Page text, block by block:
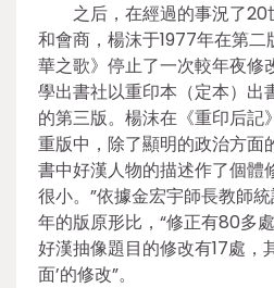
之后，在經過的事況了
和會商，楊沫于1977年在第
華之歌》停止了一次較年夜修
學出書社以重印本（定本）出
的第三版。楊沫在《重印后記
重版中，除了顯明的政治方面
書中好漢人物的描述作了個體
很小。”依據金宏宇師長教師
年的版原形比，“修正有80多
好漢抽像題目的修改有17處，
面’的修改”。